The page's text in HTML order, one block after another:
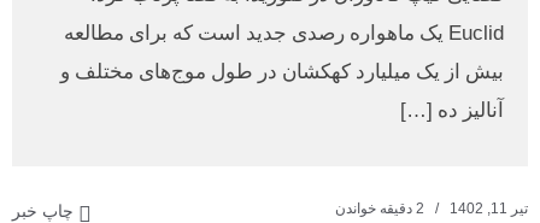
Euclid یک ماهواره رصدی جدید است که برای مطالعه
بیش از یک میلیارد کهکشان در طول موج‌های مختلف و
آنالیز ده […]
تیر 11, 1402 چاپ خبر